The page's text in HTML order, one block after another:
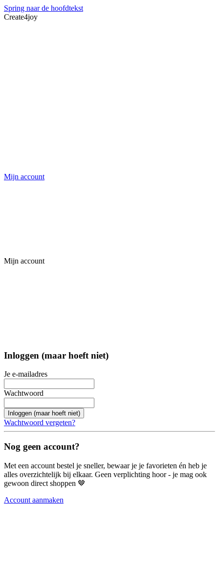
Spring naar de hoofdtekst
Create4joy
Mijn account
Mijn account
Inloggen (maar hoeft niet)
Je e-mailadres
Wachtwoord
Inloggen (maar hoeft niet)
Wachtwoord vergeten?
Nog geen account?
Met een account bestel je sneller, bewaar je je favorieten én heb je
alles overzichtelijk bij elkaar. Geen verplichting hoor - je mag ook
gewoon direct shoppen 🤎
Account aanmaken